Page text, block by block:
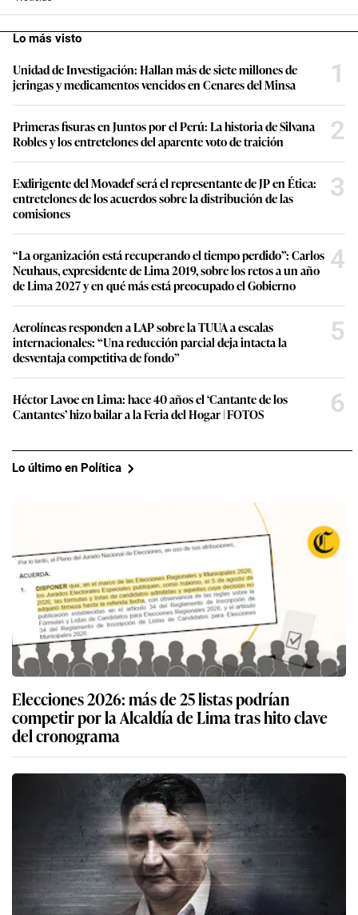
Lo más visto
Unidad de Investigación: Hallan más de siete millones de
jeringas y medicamentos vencidos en Cenares del Minsa
1
Primeras fisuras en Juntos por el Perú: La historia de Silvana
Robles y los entretelones del aparente voto de traición
2
Exdirigente del Movadef será el representante de JP en Ética:
entretelones de los acuerdos sobre la distribución de las
comisiones
3
“La organización está recuperando el tiempo perdido”: Carlos
Neuhaus, expresidente de Lima 2019, sobre los retos a un año
de Lima 2027 y en qué más está preocupado el Gobierno
4
Aerolíneas responden a LAP sobre la TUUA a escalas
internacionales: “Una reducción parcial deja intacta la
desventaja competitiva de fondo”
5
Héctor Lavoe en Lima: hace 40 años el ‘Cantante de los
Cantantes’ hizo bailar a la Feria del Hogar | FOTOS
6
Lo último en Política
Elecciones 2026: más de 25 listas podrían
competir por la Alcaldía de Lima tras hito clave
del cronograma